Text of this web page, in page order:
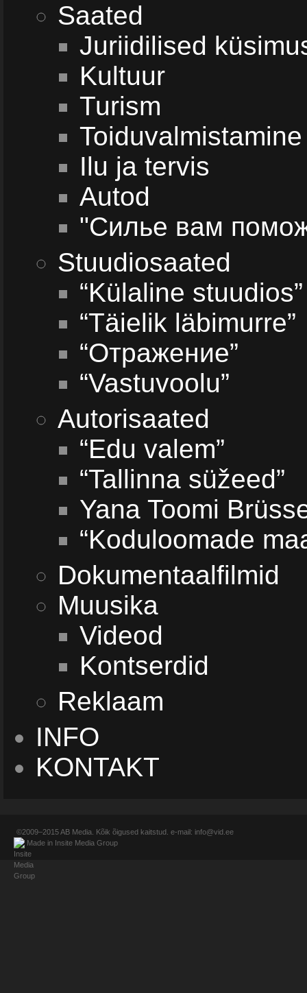
Saated
Juriidilised
Kultuur
Turism
Toiduvalmistamine
Ilu ja tervis
Autod
"Силье вам
Stuudiosaated
“Külaline stuudios”
“Täielik läbimurre”
“Отражение”
“Vastuvoolu”
Autorisaated
“Edu valem”
“Tallinna süžeed”
Yana Toomi
“Koduloomade
Dokumentaalfilmid
Muusika
Videod
Kontserdid
Reklaam
INFO
KONTAKT
©2009–2015AB Media . Kõik õigused kaitstud. e-mail: info@vid.ee
Made in Insite Media Group